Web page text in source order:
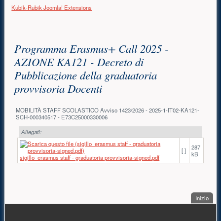
Kubik-Rubik Joomla! Extensions
Programma Erasmus+ Call 2025 -
AZIONE KA121 - Decreto di
Pubblicazione della graduatoria
provvisoria Docenti
MOBILITÀ STAFF SCOLASTICO Avviso 1423/2026 - 2025-1-IT02-KA121-
SCH-000340517 - E73C25000330006
Allegati:
sigillo_erasmus staff - graduatoria provvisoria-signed.pdf
[ ]
287
kB
Inizio.